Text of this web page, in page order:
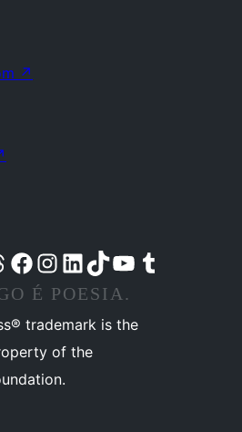
↗
account
Threads account
Visite a nossa página do Facebook
Visite a nossa conta no Instagram
Visite a nossa conta no LinkedIn
Visit our TikTok account
Visit our YouTube channel
Visit our Tumblr account
É POESIA.
trademark is the
of the